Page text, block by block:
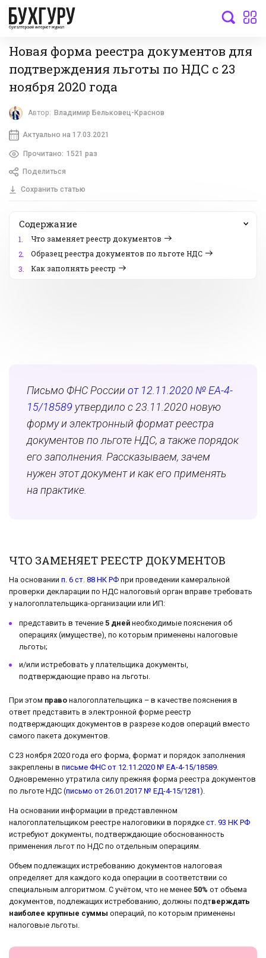
бухгалтерский интернет-журнал
Новая форма реестра документов для
подтверждения льготы по НДС с 23
ноября 2020 года
Автор: Владимир Бельковец-Краснов
Актуально на 17.03.2021
Прочитано: 1521 раз
Поделиться
Сохранить статью
Содержание
1.
Что заменяет реестр документов
2.
Образец реестра документов по льготе НДС
3.
Как заполнять реестр
Письмо ФНС России от 12.11.2020 № ЕА-4-
15/18589 утвердило с 23.11.2020 новую
форму и электронный формат реестра
документов по льготе НДС, а также порядок
его заполнения. Рассказываем, зачем
нужен этот документ и как его применять
на практике.
ЧТО ЗАМЕНЯЕТ РЕЕСТР ДОКУМЕНТОВ
На основании п. 6 ст. 88 НК РФ при проведении камеральной
проверки декларации по НДС налоговый орган вправе требовать
у налогоплательщика-организации или ИП:
представить в течение 5 дней необходимые пояснения об
операциях (имуществе), по которым применены налоговые
льготы;
и/или истребовать у плательщика документы,
подтверждающие право на льготы.
При этом право налогоплательщика – в качестве пояснения в
ответ представить в электронной форме реестр
подтверждающих документов в разрезе кодов операций вместо
самого пакета документов.
С 23 ноября 2020 года его форма, формат и порядок заполнения
закреплены в письме ФНС от 12.11.2020 № ЕА-4-15/18589.
Одновременно утратила силу прежняя форма реестра документов
по льготе НДС (письмо от 26.01.2017 № ЕД-4-15/1281).
На основании информации в представленном
налогоплательщиком реестре налоговики в порядке ст. 93 НК РФ
истребуют документы, подтверждающие обоснованность
применения льгот по НДС по отдельным операциям.
Объем подлежащих истребованию документов налоговая
определяет для каждого кода операции в соответствии со
специальным алгоритмом. С учётом, что не менее 50% от объема
документов, подлежащих истребованию, должны подтверждать
наиболее крупные суммы операций, по которым применены
налоговые льготы.